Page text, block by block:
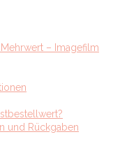
– Imagefilm
und Rückgaben